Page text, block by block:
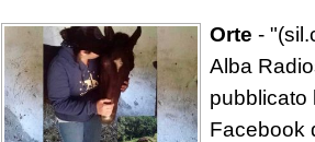
Orte -
Alba
pubblicato
Facebook